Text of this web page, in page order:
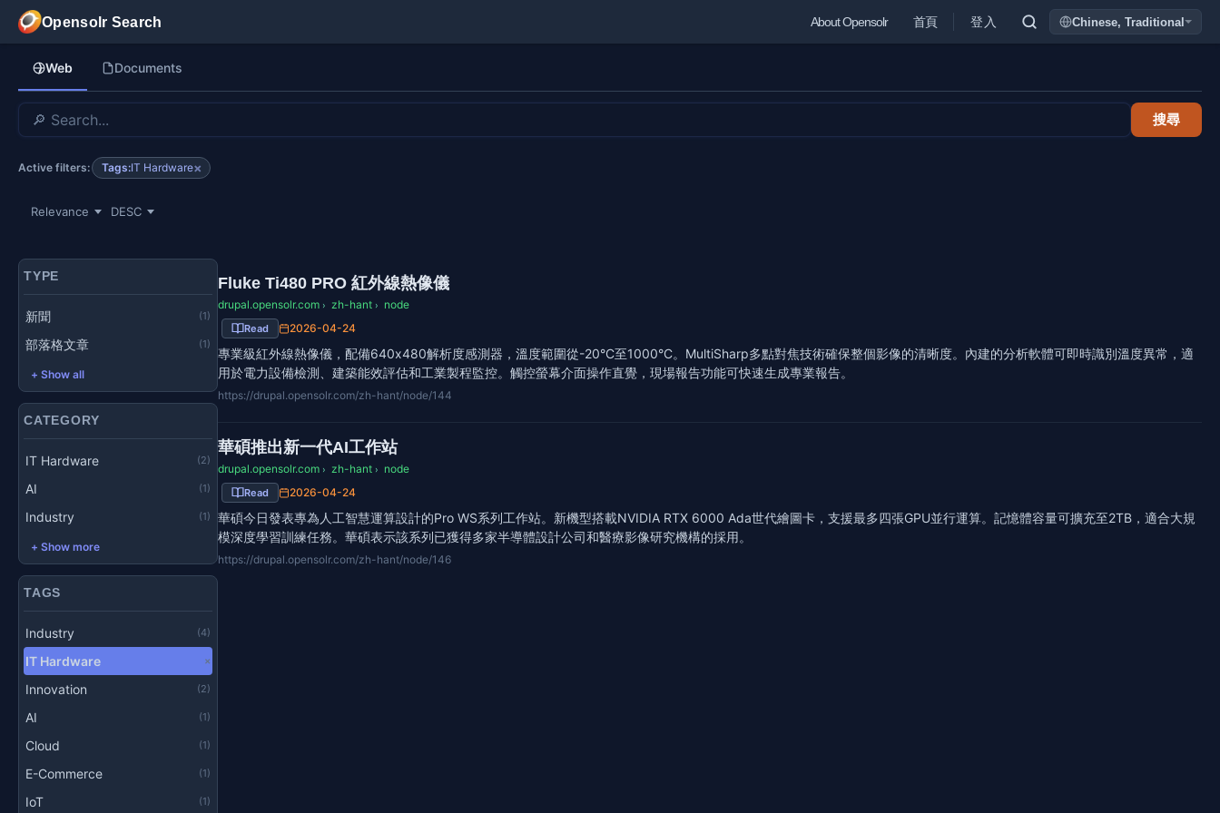
移至主內容
Opensolr Search About Opensolr 首頁
登入
Language
Chinese, Traditional
Web Documents
搜尋
Active filters: Tags:IT Hardware×
TYPE
新聞 (1)
部落格文章 (1)
+ Show all
CATEGORY
IT Hardware (2)
AI (1)
Industry (1)
+ Show more
TAGS
Industry (4)
IT Hardware ×
Innovation (2)
AI (1)
Cloud (1)
E-Commerce (1)
IoT (1)
Fluke Ti480 PRO 紅外線熱像儀
drupal.opensolr.com › zh-hant › node
Read 2026-04-24
專業級紅外線熱像儀，配備640x480解析度感測器，溫度範圍從-20°C至1000°C。MultiSharp多點對焦技術確保整個影像的清晰度。內建的分析軟體可即時識別溫度異常，適
用於電力設備檢測、建築能效評估和工業製程監控。觸控螢幕介面操作直覺，現場報告功能可快速生成專業報告。
https://drupal.opensolr.com/zh-hant/node/144
華碩推出新一代AI工作站
drupal.opensolr.com › zh-hant › node
Read 2026-04-24
華碩今日發表專為人工智慧運算設計的Pro WS系列工作站。新機型搭載NVIDIA RTX 6000 Ada世代繪圖卡，支援最多四張GPU並行運算。記憶體容量可擴充至2TB，適合大規
模深度學習訓練任務。華碩表示該系列已獲得多家半導體設計公司和醫療影像研究機構的採用。
https://drupal.opensolr.com/zh-hant/node/146